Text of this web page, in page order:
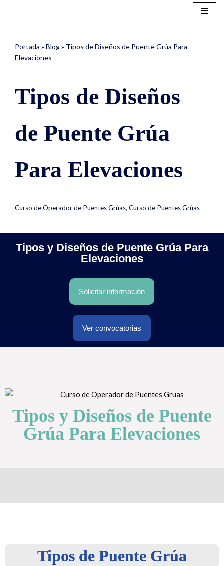
contenido
Portada » Blog» Tipos de Diseños de Puente Grúa Para
Elevaciones
Tipos de Diseños
de Puente Grúa
Para Elevaciones
Curso de Operador de Puentes Grúas, Curso de Puentes Grúas
Tipos y Diseños de Puente Grúa Para
Elevaciones
Solicitar información
Ver convocatorias
Tipos y Diseños de Puente
Grúa Para Elevaciones
Tipos de Puente Grúa